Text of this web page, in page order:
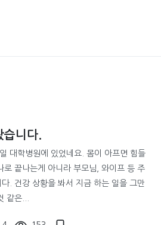
습니다.
대학병원에 있었네요. 몸이 아프면 힘들
로 끝나는게 아니라 부모님, 와이프 등 주
. 건강 상황을 봐서 지금 하는 일을 그만
같은...